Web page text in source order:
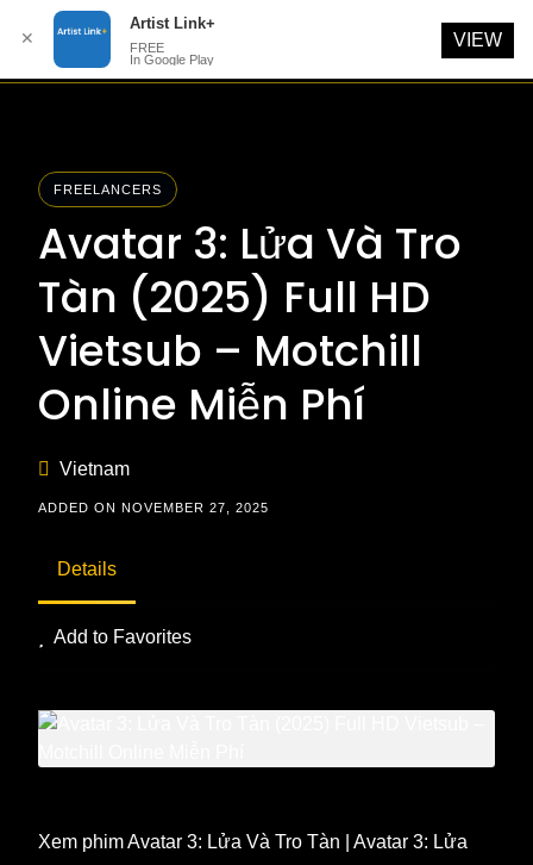
FREELANCERS
Avatar 3: Lửa Và Tro
Tàn (2025) Full HD
Vietsub – Motchill
Online Miễn Phí
Vietnam
ADDED ON NOVEMBER 27, 2025
Details
Add to Favorites
Xem phim Avatar 3: Lửa Và Tro Tàn | Avatar 3: Lửa
✕
Artist Link+
FREE
In Google Play
VIEW